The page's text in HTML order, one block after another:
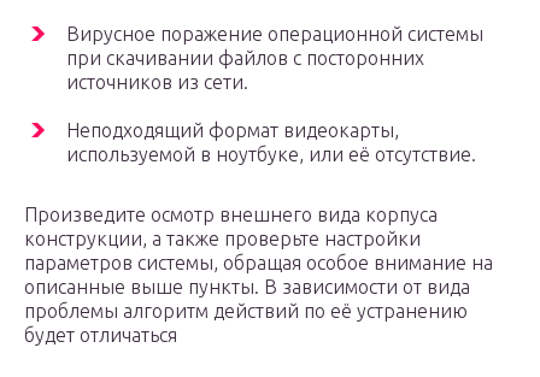
Вирусное поражение операционной системы
при скачивании файлов с посторонних
источников из сети.
Неподходящий формат видеокарты,
используемой в ноутбуке, или её отсутствие.
Произведите осмотр внешнего вида корпуса
конструкции, а также проверьте настройки
параметров системы, обращая особое внимание на
описанные выше пункты. В зависимости от вида
проблемы алгоритм действий по её устранению
будет отличаться